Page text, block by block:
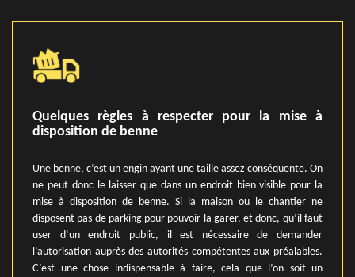
Quelques règles à respecter pour la mise à
disposition de benne
Une benne, c’est un engin ayant une taille assez conséquente. On
ne peut donc le laisser que dans un endroit bien visible pour la
mise à disposition de benne. Si la maison ou le chantier ne
disposent pas de parking pour pouvoir la garer, et donc, qu’il faut
user d’un endroit public, il est nécessaire de demander
l’autorisation auprès des autorités compétentes aux préalables.
C’est une chose indispensable à faire, cela que l’on soit un